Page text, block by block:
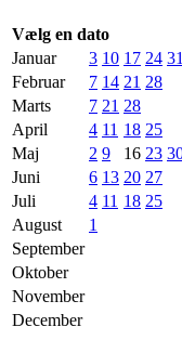
Vælg en dato
Januar
3 10 17 24 31
Februar
7 14 21 28
Marts
7 21 28
April
4 11 18 25
Maj
2 9 16 23
Juni
6 13 20 27
Juli
4 11 18 25
August
1
September
Oktober
November
December